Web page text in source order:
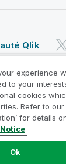
Qlik
produits
légales
Marques
International
experience
to your
cookies
Refer to
for details
Ok